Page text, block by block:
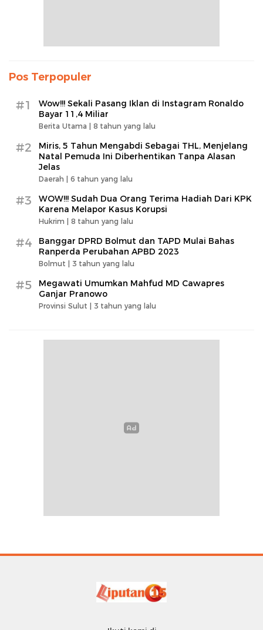
Pos Terpopuler
#1
Wow!!! Sekali Pasang Iklan di Instagram Ronaldo
Bayar 11,4 Miliar
Berita Utama | 8 tahun yang lalu
#2
Miris, 5 Tahun Mengabdi Sebagai THL, Menjelang
Natal Pemuda Ini Diberhentikan Tanpa Alasan
Jelas
Daerah | 6 tahun yang lalu
#3
WOW!!! Sudah Dua Orang Terima Hadiah Dari KPK
Karena Melapor Kasus Korupsi
Hukrim | 8 tahun yang lalu
#4
Banggar DPRD Bolmut dan TAPD Mulai Bahas
Ranperda Perubahan APBD 2023
Bolmut | 3 tahun yang lalu
#5
Megawati Umumkan Mahfud MD Cawapres
Ganjar Pranowo
Provinsi Sulut | 3 tahun yang lalu